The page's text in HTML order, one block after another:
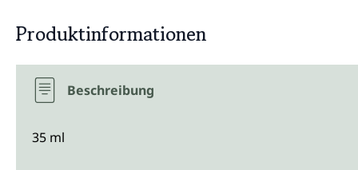
Produktinformationen
Beschreibung
35 ml